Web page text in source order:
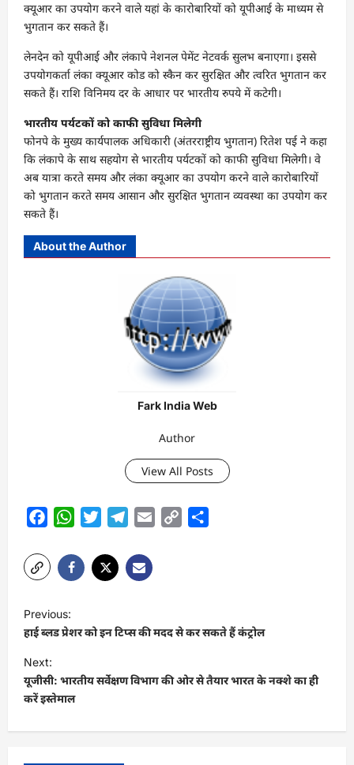
क्यूआर का उपयोग करने वाले यहां के कारोबारियों को यूपीआई के माध्यम से
भुगतान कर सकते हैं।
लेनदेन को यूपीआई और लंकापे नेशनल पेमेंट नेटवर्क सुलभ बनाएगा। इससे
उपयोगकर्ता लंका क्यूआर कोड को स्कैन कर सुरक्षित और त्वरित भुगतान कर
सकते हैं। राशि विनिमय दर के आधार पर भारतीय रुपये में कटेगी।
भारतीय पर्यटकों को काफी सुविधा मिलेगी
फोनपे के मुख्य कार्यपालक अधिकारी (अंतरराष्ट्रीय भुगतान) रितेश पई ने कहा
कि लंकापे के साथ सहयोग से भारतीय पर्यटकों को काफी सुविधा मिलेगी। वे
अब यात्रा करते समय और लंका क्यूआर का उपयोग करने वाले कारोबारियों
को भुगतान करते समय आसान और सुरक्षित भुगतान व्यवस्था का उपयोग कर
सकते हैं।
About the Author
Fark India Web
Author
View All Posts
FacebookWhatsAppTwitterTelegram
Email
Copy
o
s
t
n
a
Previous:
हाई ब्लड प्रेशर को इन टिप्स की मदद से कर सकते हैं कंट्रोल
Next:
यूजीसी: भारतीय सर्वेक्षण विभाग की ओर से तैयार भारत के नक्शे का ही
करें इस्तेमाल